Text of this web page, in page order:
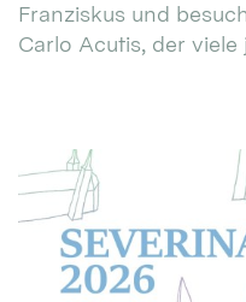
Franziskus und
Carlo Acutis, der